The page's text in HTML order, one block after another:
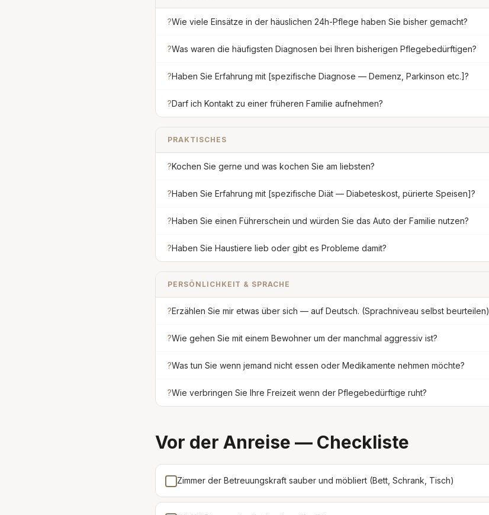
?Wie viele Einsätze in der häuslichen 24h-Pflege haben Sie bisher gemacht?
?Was waren die häufigsten Diagnosen bei Ihren bisherigen Pflegebedürftigen?
?Haben Sie Erfahrung mit [spezifische Diagnose — Demenz, Parkinson etc.]?
?Darf ich Kontakt zu einer früheren Familie aufnehmen?
PRAKTISCHES
?Kochen Sie gerne und was kochen Sie am liebsten?
?Haben Sie Erfahrung mit [spezifische Diät — Diabeteskost, pürierte Speisen]?
?Haben Sie einen Führerschein und würden Sie das Auto der Familie nutzen?
?Haben Sie Haustiere lieb oder gibt es Probleme damit?
PERSÖNLICHKEIT & SPRACHE
?Erzählen Sie mir etwas über sich — auf Deutsch. (Sprachniveau selbst beurteilen)
?Wie gehen Sie mit einem Bewohner um der manchmal aggressiv ist?
?Was tun Sie wenn jemand nicht essen oder Medikamente nehmen möchte?
?Wie verbringen Sie Ihre Freizeit wenn der Pflegebedürftige ruht?
Vor der Anreise — Checkliste
Zimmer der Betreuungskraft sauber und möbliert (Bett, Schrank, Tisch)